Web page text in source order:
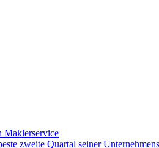
Maklerservice
zweite Quartal seiner